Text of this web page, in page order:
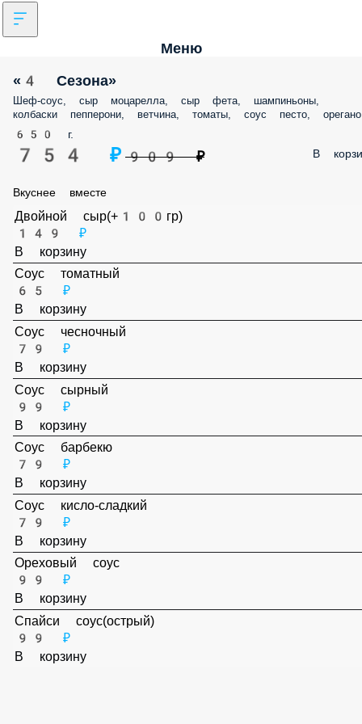
Меню
«4 Сезона»
Шеф-соус, сыр моцарелла, сыр фета, шампиньоны,
колбаски пепперони, ветчина, томаты, соус песто,
650 г.
754 ₽ 909 ₽ В
Вкуснее вместе
Двойной сыр(+100гр)
149 ₽
В корзину
Соус томатный
65 ₽
В корзину
Соус чесночный
79 ₽
В корзину
Соус сырный
99 ₽
В корзину
Соус барбекю
79 ₽
В корзину
Соус кисло-сладкий
79 ₽
В корзину
Ореховый соус
99 ₽
В корзину